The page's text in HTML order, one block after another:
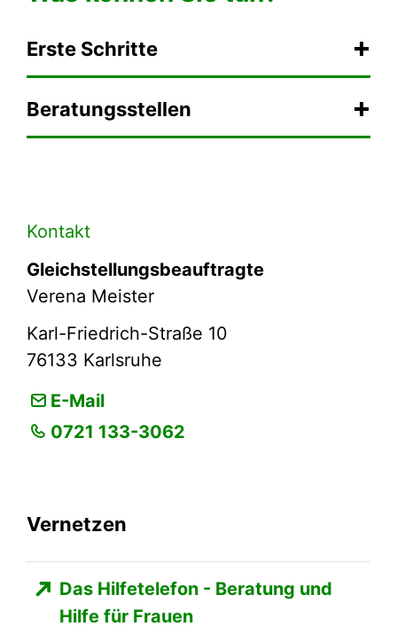
Erste Schritte
Beratungsstellen
Kontakt
Gleichstellungsbeauftragte
Verena Meister
Karl-Friedrich-Straße 10
76133 Karlsruhe
E-Mail
0721 133-3062
Vernetzen
Das Hilfetelefon - Beratung und
Hilfe für Frauen